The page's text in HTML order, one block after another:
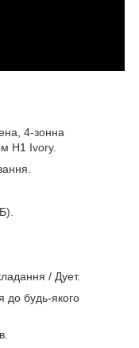
4-зонна
H1 Ivory.
/ Дует.
до будь-якого